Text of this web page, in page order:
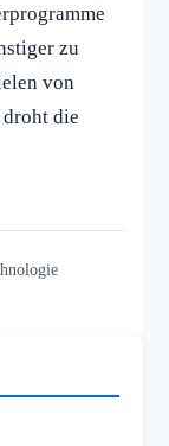
zu
von
die